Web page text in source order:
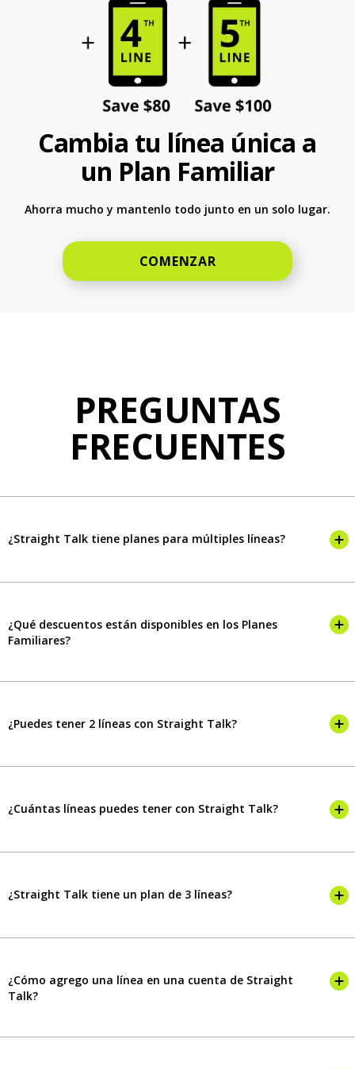
Cambia tu línea única a
un Plan Familiar
Ahorra mucho y mantenlo todo junto en un solo lugar.
COMENZAR
PREGUNTAS
FRECUENTES
¿Straight Talk tiene planes para múltiples líneas?
¿Qué descuentos están disponibles en los Planes
Familiares?
¿Puedes tener 2 líneas con Straight Talk?
¿Cuántas líneas puedes tener con Straight Talk?
¿Straight Talk tiene un plan de 3 líneas?
¿Cómo agrego una línea en una cuenta de Straight
Talk?